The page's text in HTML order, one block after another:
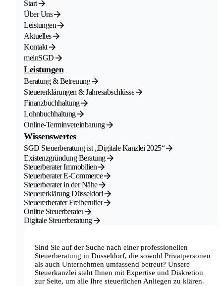
Berufsunfähigkeitsversicherung
letzter Steuerbescheid
Je nach Ihren persönlichen Verhältnissen sind weitere Unterlagen
für unsere Arbeit notwendig.
Start
Über Uns
Leistungen
Aktuelles
Kontakt
meinSGD
Leistungen
Beratung & Betreuung
Steuererklärungen & Jahresabschlüsse
Finanzbuchhaltung
Lohnbuchhaltung
Online-Terminvereinbarung
Wissenswertes
SGD Steuerberatung ist „Digitale Kanzlei 2025“
Existenzgründung Beratung
Steuerberater Immobilien
Steuerberater E-Commerce
Steuerberater in der Nähe
Steuererklärung Düsseldorf
Steuererberater Freiberufler
Online Steuerberater
Digitale Steuerberatung
Sind Sie auf der Suche nach einer professionellen
Steuerberatung in Düsseldorf, die sowohl Privatpersonen
als auch Unternehmen umfassend betreut? Unsere
Steuerkanzlei steht Ihnen mit Expertise und Diskretion
zur Seite, um alle Ihre steuerlichen Anliegen zu klären.